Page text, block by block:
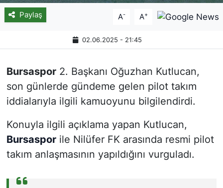
Paylaş A- A+
02.06.2025 - 21:45
Bursaspor2. Başkanı Oğuzhan Kutlucan,
son günlerde gündeme gelen pilot takım
iddialarıyla ilgili kamuoyunu bilgilendirdi.
Konuyla ilgili açıklama yapan Kutlucan,
Bursasporile Nilüfer FK arasında resmi pilot
takım anlaşmasının yapıldığını vurguladı.